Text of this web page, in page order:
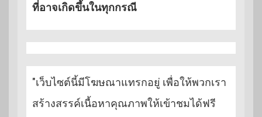
ที่อาจเกิดขึ้นในทุกกรณี
"เว็บไซต์นี้มีโฆษณาแทรกอยู่ เพื่อให้พวกเรา
สร้างสรรค์เนื้อหาคุณภาพให้เข้าชมได้ฟรี